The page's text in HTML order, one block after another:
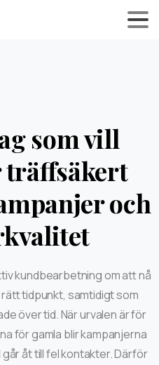
som vill
träffsäkert
och
kundbearbetning om att nå
tidpunkt, samtidigt som
över tid. När urvalen är för
för gamla blir kampanjerna
åt till fel kontakter. Därför